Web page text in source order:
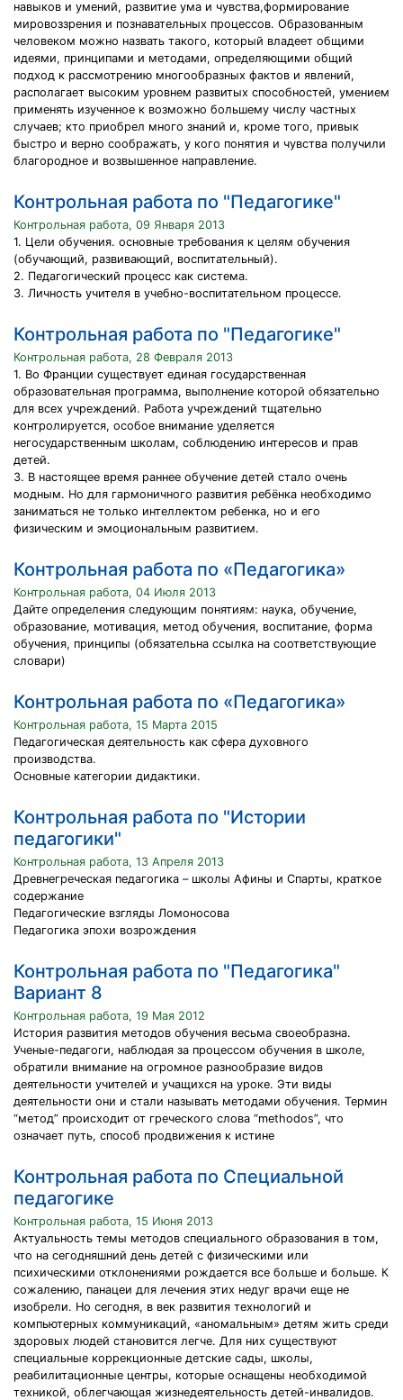
навыков и умений, развитие ума и чувства,формирование
мировоззрения и познавательных процессов. Образованным
человеком можно назвать такого, который владеет общими
идеями, принципами и методами, определяющими общий
подход к рассмотрению многообразных фактов и явлений,
располагает высоким уровнем развитых способностей, умением
применять изученное к возможно большему числу частных
случаев; кто приобрел много знаний и, кроме того, привык
быстро и верно соображать, у кого понятия и чувства получили
благородное и возвышенное направление.
Контрольная работа по "Педагогике"
Контрольная работа, 09 Января 2013
1. Цели обучения. основные требования к целям обучения
(обучающий, развивающий, воспитательный).
2. Педагогический процесс как система.
3. Личность учителя в учебно-воспитательном процессе.
Контрольная работа по "Педагогике"
Контрольная работа, 28 Февраля 2013
1. Во Франции существует единая государственная
образовательная программа, выполнение которой обязательно
для всех учреждений. Работа учреждений тщательно
контролируется, особое внимание уделяется
негосударственным школам, соблюдению интересов и прав
детей.
3. В настоящее время раннее обучение детей стало очень
модным. Но для гармоничного развития ребёнка необходимо
заниматься не только интеллектом ребенка, но и его
физическим и эмоциональным развитием.
Контрольная работа по «Педагогика»
Контрольная работа, 04 Июля 2013
Дайте определения следующим понятиям: наука, обучение,
образование, мотивация, метод обучения, воспитание, форма
обучения, принципы (обязательна ссылка на соответствующие
словари)
Контрольная работа по «Педагогика»
Контрольная работа, 15 Марта 2015
Педагогическая деятельность как сфера духовного
производства.
Основные категории дидактики.
Контрольная работа по "Истории
педагогики"
Контрольная работа, 13 Апреля 2013
Древнегреческая педагогика – школы Афины и Спарты, краткое
содержание
Педагогические взгляды Ломоносова
Педагогика эпохи возрождения
Контрольная работа по "Педагогика"
Вариант 8
Контрольная работа, 19 Мая 2012
История развития методов обучения весьма своеобразна.
Ученые-педагоги, наблюдая за процессом обучения в школе,
обратили внимание на огромное разнообразие видов
деятельнос­ти учителей и учащихся на уроке. Эти виды
деятельности они и стали называть методами обучения. Термин
“метод” происходит от греческого слова “methodos”, что
означает путь, способ продвижения к истине
Контрольная работа по Специальной
педагогике
Контрольная работа, 15 Июня 2013
Актуальность темы методов специального образования в том,
что на сегодняшний день детей с физическими или
психическими отклонениями рождается все больше и больше. К
сожалению, панацеи для лечения этих недуг врачи еще не
изобрели. Но сегодня, в век развития технологий и
компьютерных коммуникаций, «аномальным» детям жить среди
здоровых людей становится легче. Для них существуют
специальные коррекционные детские сады, школы,
реабилитационные центры, которые оснащены необходимой
техникой, облегчающая жизнедеятельность детей-инвалидов.